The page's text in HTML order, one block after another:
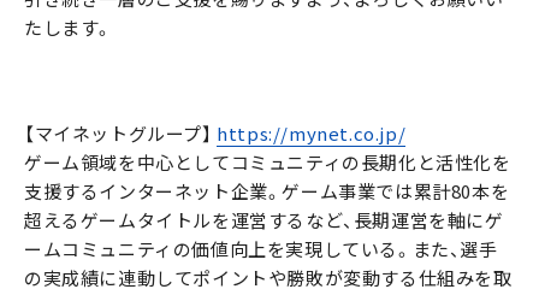
たします。
【マイネットグループ】 https://mynet.co.jp/
ゲーム領域を中心としてコミュニティの長期化と活性化を
支援するインターネット企業。ゲーム事業では累計80本を
超えるゲームタイトルを運営するなど、長期運営を軸にゲ
ームコミュニティの価値向上を実現している。また、選手
の実成績に連動してポイントや勝敗が変動する仕組みを取